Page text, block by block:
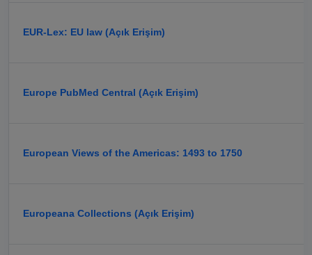
EUR-Lex: EU law (Açık Erişim)
Europe PubMed Central (Açık Erişim)
European Views of the Americas: 1493 to 1750
Europeana Collections (Açık Erişim)